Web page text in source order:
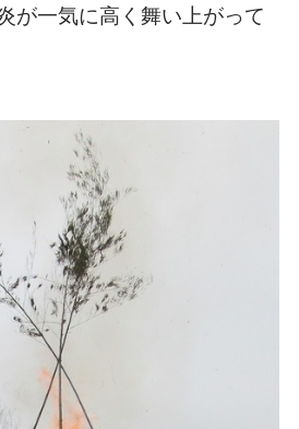
が一気に高く舞い上がって